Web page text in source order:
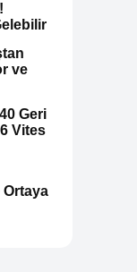
ve
Geri
Vites
Ortaya